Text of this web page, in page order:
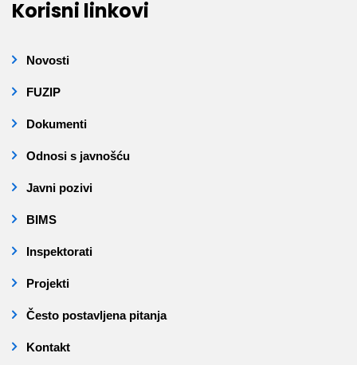
Korisni linkovi
Novosti
FUZIP
Dokumenti
Odnosi s javnošću
Javni pozivi
BIMS
Inspektorati
Projekti
Često postavljena pitanja
Kontakt